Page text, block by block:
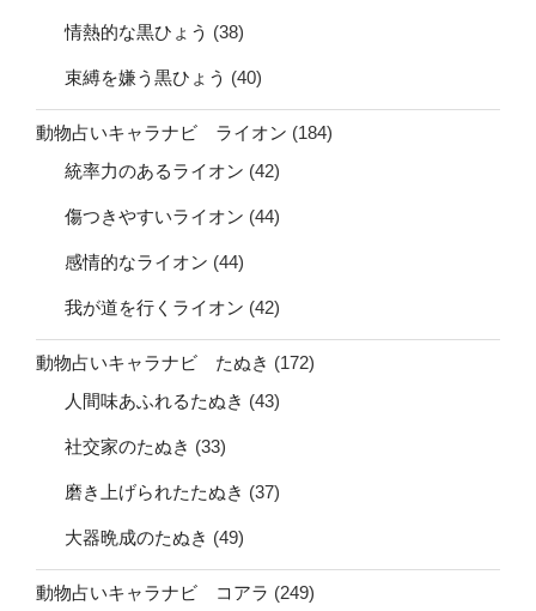
情熱的な黒ひょう (38)
束縛を嫌う黒ひょう (40)
動物占いキャラナビ ライオン (184)
統率力のあるライオン (42)
傷つきやすいライオン (44)
感情的なライオン (44)
我が道を行くライオン (42)
動物占いキャラナビ たぬき (172)
人間味あふれるたぬき (43)
社交家のたぬき (33)
磨き上げられたたぬき (37)
大器晩成のたぬき (49)
動物占いキャラナビ コアラ (249)